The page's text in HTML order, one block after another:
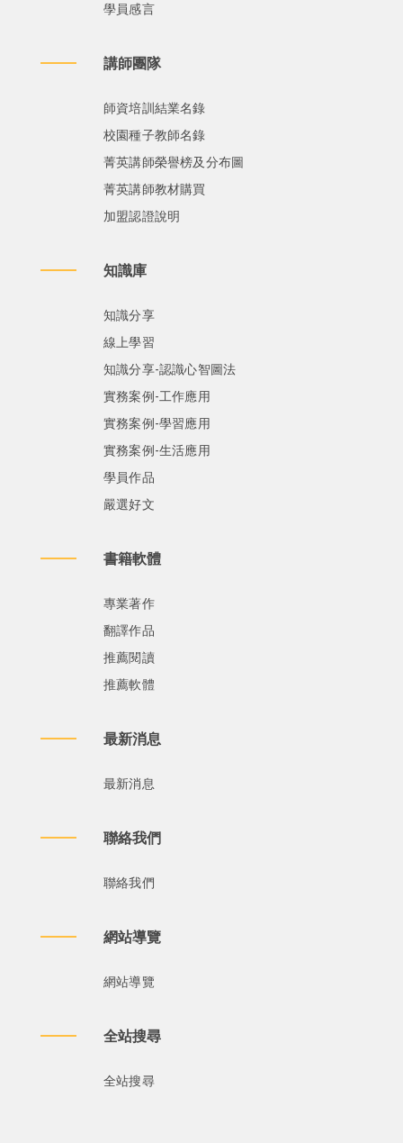
學員感言
講師團隊
師資培訓結業名錄
校園種子教師名錄
菁英講師榮譽榜及分布圖
菁英講師教材購買
加盟認證說明
知識庫
知識分享
線上學習
知識分享-認識心智圖法
實務案例-工作應用
實務案例-學習應用
實務案例-生活應用
學員作品
嚴選好文
書籍軟體
專業著作
翻譯作品
推薦閱讀
推薦軟體
最新消息
最新消息
聯絡我們
聯絡我們
網站導覽
網站導覽
全站搜尋
全站搜尋